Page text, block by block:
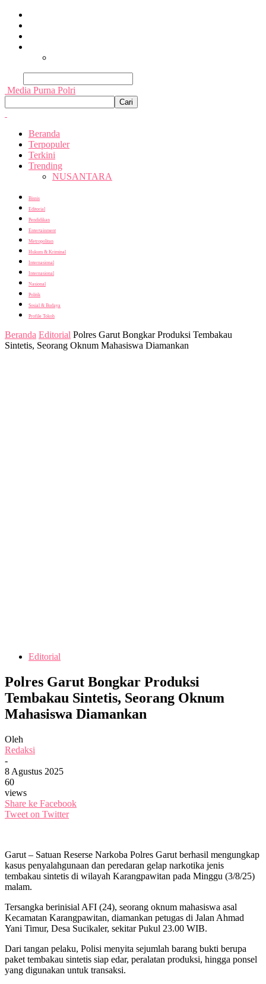
Media Purna Polri
Beranda
Terpopuler
Terkini
Trending
NUSANTARA
Bisnis
Editorial
Pendidikan
Entertainment
Metropolitan
Hukum & Kriminal
Internasional
Internasional
Nasional
Politik
Sosial & Budaya
Profile Tokoh
Beranda Editorial Polres Garut Bongkar Produksi Tembakau
Sintetis, Seorang Oknum Mahasiswa Diamankan
Editorial
Polres Garut Bongkar Produksi
Tembakau Sintetis, Seorang Oknum
Mahasiswa Diamankan
Oleh
Redaksi
-
8 Agustus 2025
60
views
Share ke Facebook
Tweet on Twitter
Garut – Satuan Reserse Narkoba Polres Garut berhasil mengungkap
kasus penyalahgunaan dan peredaran gelap narkotika jenis
tembakau sintetis di wilayah Karangpawitan pada Minggu (3/8/25)
malam.
Tersangka berinisial AFI (24), seorang oknum mahasiswa asal
Kecamatan Karangpawitan, diamankan petugas di Jalan Ahmad
Yani Timur, Desa Sucikaler, sekitar Pukul 23.00 WIB.
Dari tangan pelaku, Polisi menyita sejumlah barang bukti berupa
paket tembakau sintetis siap edar, peralatan produksi, hingga ponsel
yang digunakan untuk transaksi.